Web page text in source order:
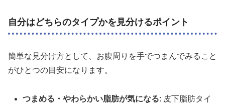
自分はどちらのタイプかを見分けるポイント
簡単な見分け方として、お腹周りを手でつまんでみること
がひとつの目安になります。
つまめる・やわらかい脂肪が気になる: 皮下脂肪タイ